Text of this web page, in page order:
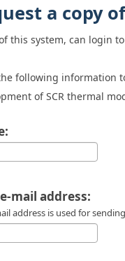
a copy
this system, can login
following information
of SCR thermal
mail address:
address is used for